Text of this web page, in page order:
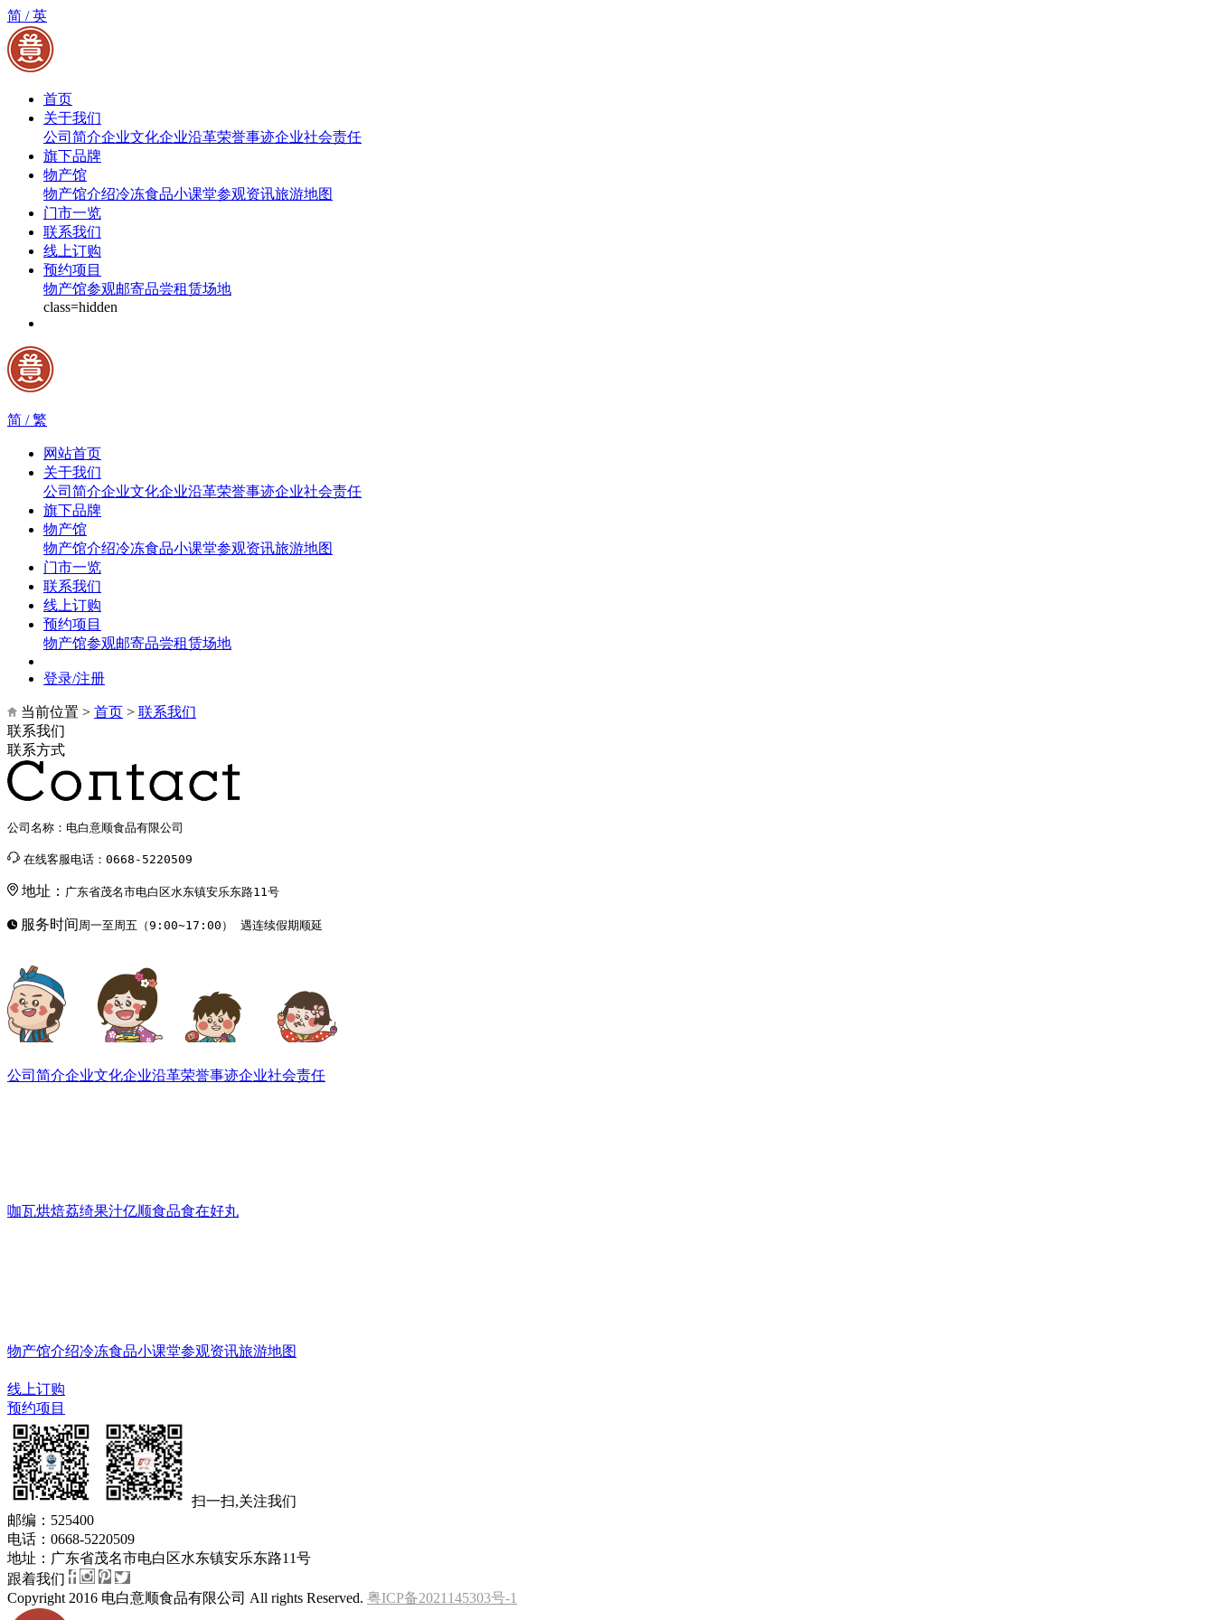
简 /英
首页
关于我们
公司简介企业文化企业沿革荣誉事迹企业社会责任
旗下品牌
物产馆
物产馆介绍冷冻食品小课堂参观资讯旅游地图
门市一览
联系我们
线上订购
预约项目
物产馆参观邮寄品尝租赁场地
class=hidden
简 /繁
网站首页
关于我们
公司简介企业文化企业沿革荣誉事迹企业社会责任
旗下品牌
物产馆
物产馆介绍冷冻食品小课堂参观资讯旅游地图
门市一览
联系我们
线上订购
预约项目
物产馆参观邮寄品尝租赁场地
登录/注册
当前位置 > 首页 > 联系我们
联系我们
联系方式
公司名称：电白意顺食品有限公司
在线客服电话：0668-5220509
地址： 广东省茂名市电白区水东镇安乐东路11号
服务时间 周一至周五（9:00~17:00） 遇连续假期顺延
公司简介企业文化企业沿革荣誉事迹企业社会责任
咖瓦烘焙荔绮果汁亿顺食品食在好丸
物产馆介绍冷冻食品小课堂参观资讯旅游地图
线上订购
预约项目
扫一扫,关注我们
邮编：525400
电话：0668-5220509
地址：广东省茂名市电白区水东镇安乐东路11号
跟着我们
Copyright 2016 电白意顺食品有限公司 All rights Reserved. 粤ICP备2021145303号-1